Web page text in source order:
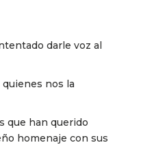
darle voz al
nos la
que han querido
homenaje con sus